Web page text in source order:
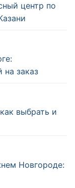
центр по
на заказ
выбрать и
Новгороде: